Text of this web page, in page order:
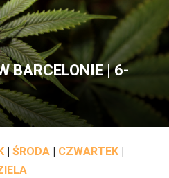
BARCELONIE | 6-
ŚRODA CZWARTEK